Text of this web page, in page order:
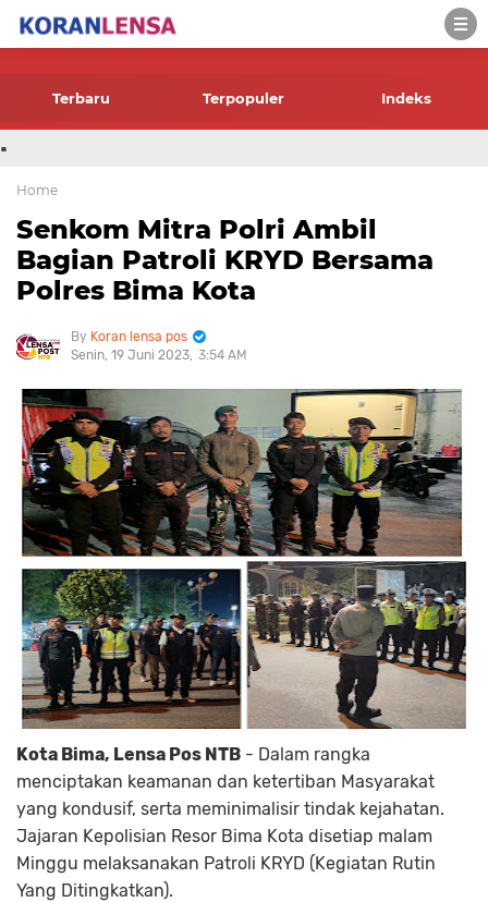
-->
Terbaru Terpopuler Indeks
.
Home
Senkom Mitra Polri Ambil
Bagian Patroli KRYD Bersama
Polres Bima Kota
Koran lensa pos
Senin, 19 Juni 2023 3:54 AM
Kota Bima, Lensa Pos NTB - Dalam rangka
menciptakan keamanan dan ketertiban Masyarakat
yang kondusif, serta meminimalisir tindak kejahatan.
Jajaran Kepolisian Resor Bima Kota disetiap malam
Minggu melaksanakan Patroli KRYD (Kegiatan Rutin
Yang Ditingkatkan).